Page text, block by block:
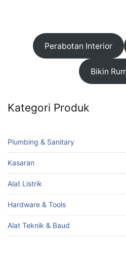
Perabotan Interior
Bikin
Kategori Produk
Plumbing & Sanitary
Kasaran
Alat Listrik
Hardware & Tools
Alat Teknik & Baud